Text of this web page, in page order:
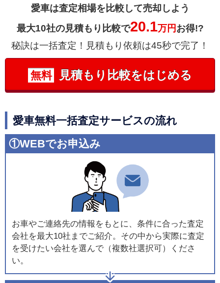
愛車は査定相場を比較して売却しよう
最大10社の見積もり比較で20.1万円お得!?
秘訣は一括査定！見積もり依頼は45秒で完了！
無料 見積もり比較をはじめる
愛車無料一括査定サービスの流れ
①WEBでお申込み
お車やご連絡先の情報をもとに、条件に合った査定
会社を最大10社までご紹介。その中から実際に査定
を受けたい会社を選んで（複数社選択可）くださ
い。